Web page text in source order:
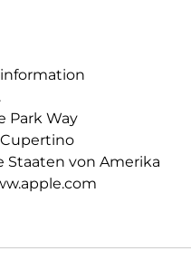
Park Way
Cupertino
Staaten von Amerika